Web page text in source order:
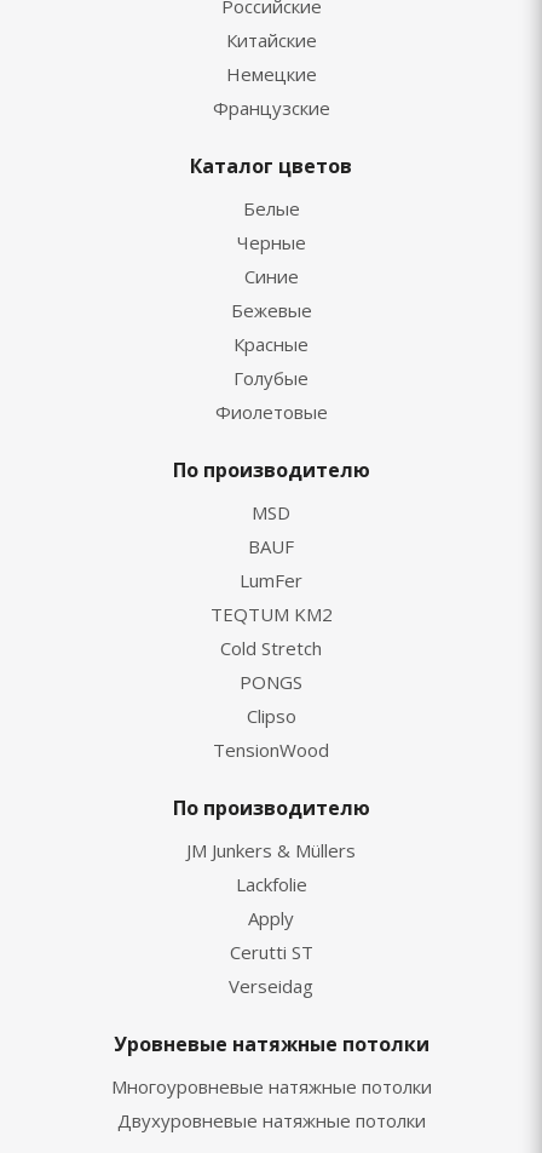
Российские
Китайские
Немецкие
Французские
Каталог цветов
Белые
Черные
Синие
Бежевые
Красные
Голубые
Фиолетовые
По производителю
MSD
BAUF
LumFer
TEQTUM KM2
Cold Stretch
PONGS
Clipso
TensionWood
По производителю
JM Junkers & Müllers
Lackfolie
Apply
Cerutti ST
Verseidag
Уровневые натяжные потолки
Многоуровневые натяжные потолки
Двухуровневые натяжные потолки